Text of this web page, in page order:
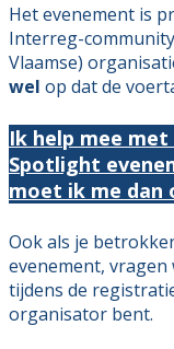
Het evenement is
Interreg-
Vlaamse)
wel op dat de
Ik help mee
Spotlight
moet ik me dan
Ook als je
evenement,
tijdens de
organisator bent.